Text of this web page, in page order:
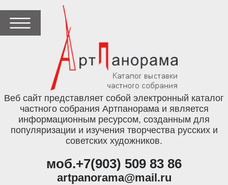
Веб сайт представляет собой электронный каталог
частного собрания Артпанорама и является
информационным ресурсом, созданным для
популяризации и изучения творчества русских и
советских художников.
моб.+7(903) 509 83 86
artpanorama@mail.ru